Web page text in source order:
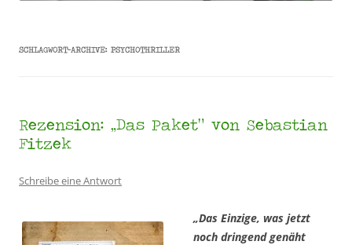
SCHLAGWORT-ARCHIVE: PSYCHOTHRILLER
Rezension: „Das Paket“ von Sebastian
Fitzek
Schreibe eine Antwort
„Das Einzige, was jetzt
noch dringend genäht